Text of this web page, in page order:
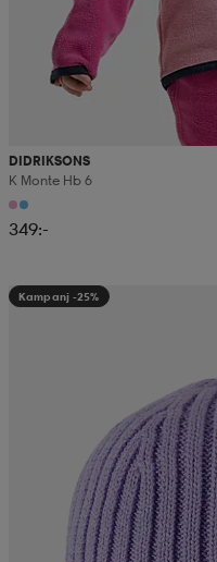
DIDRIKSONS
K Monte Hb 6
349:-
Kampanj -25%